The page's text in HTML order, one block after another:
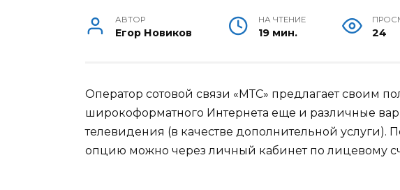
АВТОР
Егор Новиков
НА ЧТЕНИЕ
19 мин. 24
Оператор сотовой связи «МТС» предлагает своим
широкоформатного Интернета еще и различные
телевидения (в качестве дополнительной услуги).
опцию можно через личный кабинет по лицевому